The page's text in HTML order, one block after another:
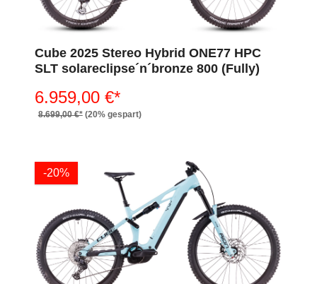
Cube 2025 Stereo Hybrid ONE77 HPC
SLT solareclipse´n´bronze 800 (Fully)
6.959,00 €*
8.699,00 €* (20% gespart)
-20%